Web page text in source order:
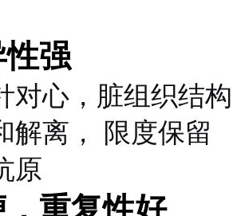
强
对心，脏组织结构
解离， 限度保留
原
重复性好